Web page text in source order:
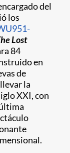
del
los
Lost
84
en
de
la
XXI, con